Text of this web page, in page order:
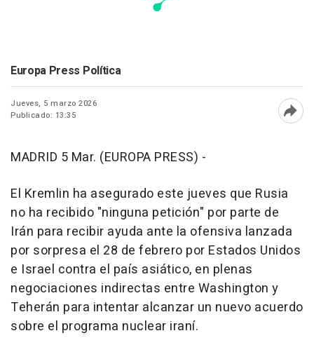
Europa Press Política
Jueves, 5 marzo 2026
Publicado: 13:35
MADRID 5 Mar. (EUROPA PRESS) -
El Kremlin ha asegurado este jueves que Rusia
no ha recibido "ninguna petición" por parte de
Irán para recibir ayuda ante la ofensiva lanzada
por sorpresa el 28 de febrero por Estados Unidos
e Israel contra el país asiático, en plenas
negociaciones indirectas entre Washington y
Teherán para intentar alcanzar un nuevo acuerdo
sobre el programa nuclear iraní.